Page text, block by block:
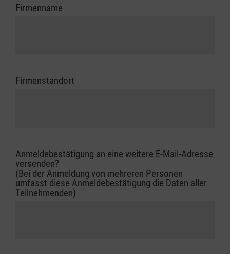
Firmenname
Firmenstandort
Anmeldebestätigung an eine weitere E-Mail-Adresse
versenden?
(Bei der Anmeldung von mehreren Personen
umfasst diese Anmeldebestätigung die Daten aller
Teilnehmenden)